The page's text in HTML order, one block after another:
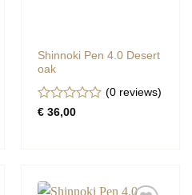
Shinnoki Pen 4.0 Desert
oak
Gewaardeerd
(0reviews)
€36,00